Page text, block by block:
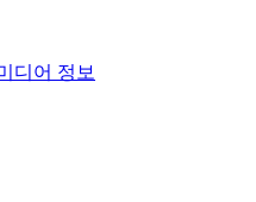
디어 정보